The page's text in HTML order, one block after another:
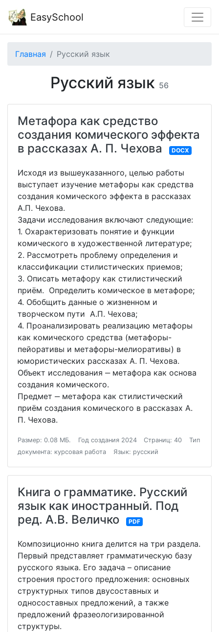
EasySchool
Главная Русский язык
Русский язык 56
Метафора как средство
создания комического эффекта
в рассказах А. П. Чехова
DOCX
Исходя из вышеуказанного, целью работы
выступает изучение метафоры как средства
создания комического эффекта в рассказах
А.П. Чехова.
Задачи исследования включают следующие:
1. Охарактеризовать понятие и функции
комического в художественной литературе;
2. Рассмотреть проблему определения и
классификации стилистических приемов;
3. Описать метафору как стилистический
приём. Определить комическое в метафоре;
4. Обобщить данные о жизненном и
творческом пути А.П. Чехова;
4. Проанализировать реализацию метафоры
как комического средства (метафоры-
пейоративы и метафоры-мелиоративы) в
юмористических рассказах А. П. Чехова.
Объект исследования ‒ метафора как основа
создания комического.
Предмет ‒ метафора как стилистический
приём создания комического в рассказах А.
П. Чехова.
Размер: 0.08 МБ. Год создания 2024 Страниц: 40
Тип
документа: курсовая работа
Язык: русский
Книга о грамматике. Русский
язык как иностранный. Под
ред. А.В. Величко
PDF
Композиционно книга делится на три раздела.
Первый представляет грамматическую базу
русского языка. Его задача – описание
строения простого предложения: основных
структурных типов двусоставных и
односоставных предложений, а также
предложений фразеологизированной
структуры.